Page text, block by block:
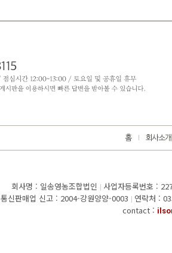
회사명 : 일송영농조합법인 | 사업자등록번호 :
통신판매업 신고 : 2004-강원양양-0003 | 연락처 :
contact :